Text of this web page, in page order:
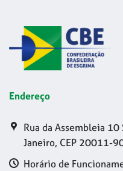
Endereço
Rua da Assembleia
Janeiro, CEP 20011-
Horário de